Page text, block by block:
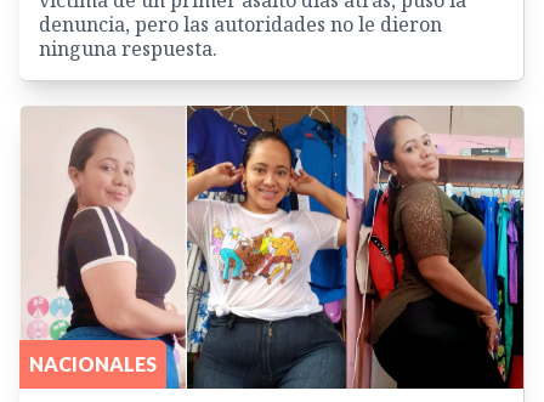
denuncia, pero las autoridades no le dieron
ninguna respuesta.
NACIONALES